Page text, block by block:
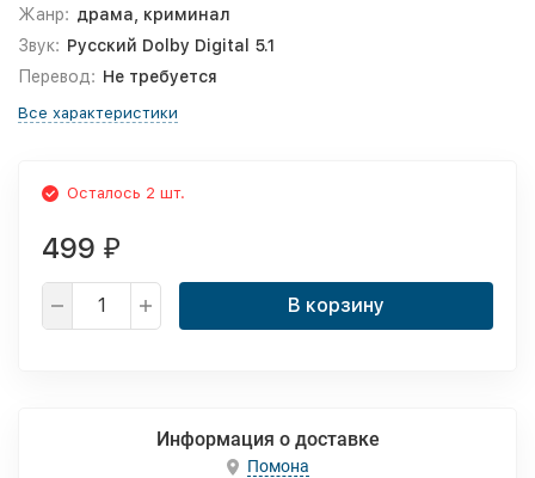
Жанр: драма, криминал
Звук: Русский Dolby Digital 5.1
Перевод: Не требуется
Все характеристики
Осталось 2 шт.
499 ₽
В корзину
Информация о доставке
Помона